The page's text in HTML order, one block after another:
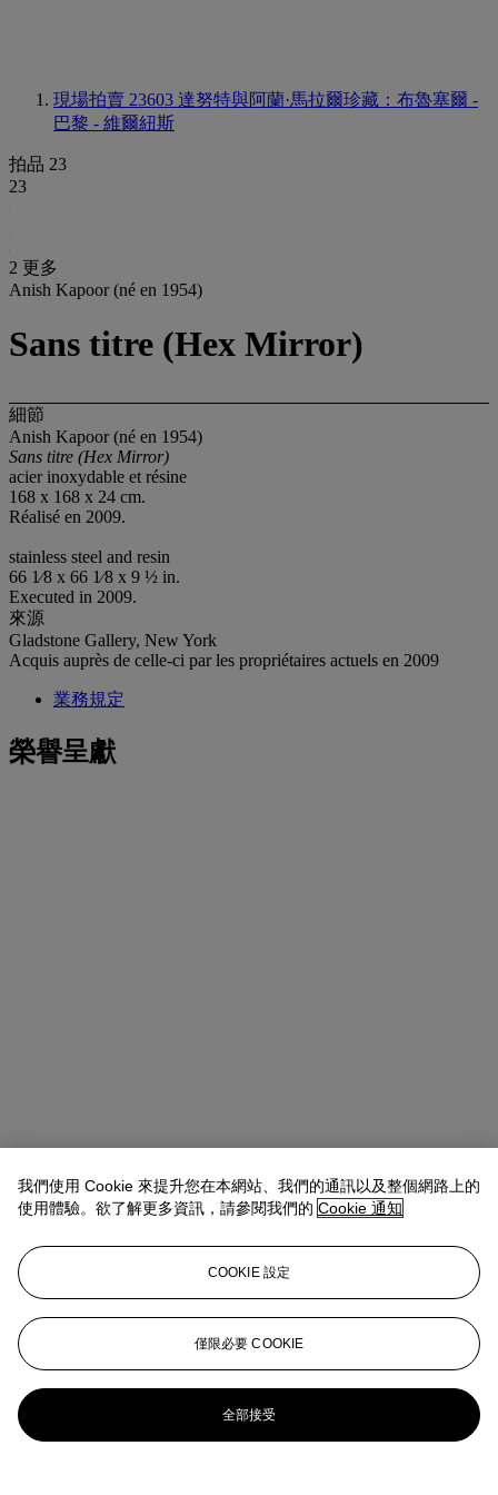
現場拍賣 23603 達努特與阿蘭·馬拉爾珍藏：布魯塞爾 -
巴黎 - 維爾紐斯
拍品 23
23
2 更多
Anish Kapoor (né en 1954)
Sans titre (Hex Mirror)
細節
Anish Kapoor (né en 1954)
Sans titre (Hex Mirror)
acier inoxydable et résine
168 x 168 x 24 cm.
Réalisé en 2009.
stainless steel and resin
66 1⁄8 x 66 1⁄8 x 9 ½ in.
Executed in 2009.
來源
Gladstone Gallery, New York
Acquis auprès de celle-ci par les propriétaires actuels en 2009
業務規定
榮譽呈獻
Sonja GanneChairwoman
sganne@christies.com+33 (0)1 40 76 86 21
更多來自達努特與阿蘭·馬拉爾珍藏：布
魯塞爾 - 巴黎 - 維爾紐斯
我們使用 Cookie 來提升您在本網站、我們的通訊以及整個網路上的
使用體驗。欲了解更多資訊，請參閱我們的 Cookie 通知
COOKIE 設定
僅限必要 COOKIE
全部接受